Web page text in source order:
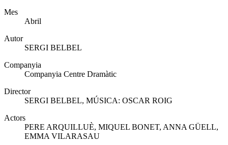
Mes
Abril
Autor
SERGI BELBEL
Companyia
Companyia Centre Dramàtic
Director
SERGI BELBEL, MÚSICA: OSCAR ROIG
Actors
PERE ARQUILLUÈ, MIQUEL BONET, ANNA GÜELL,
EMMA VILARASAU